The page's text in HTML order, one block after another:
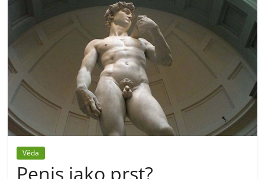
Věda
Penis jako prst?